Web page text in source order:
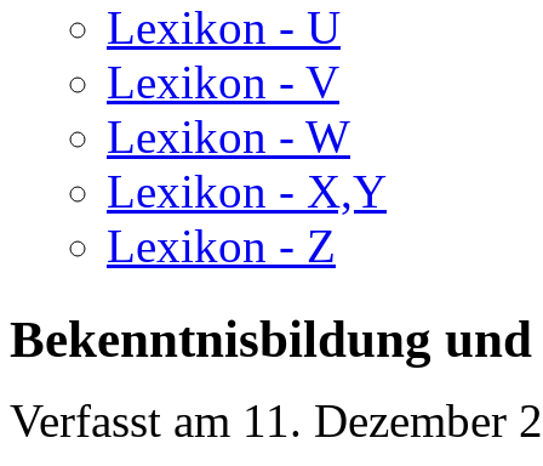
Lexikon - U
Lexikon - V
Lexikon - W
Lexikon - X,Y
Lexikon - Z
Bekenntnisbildung
Verfasst am 11. Dezember